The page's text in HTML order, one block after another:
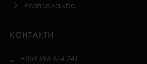
Разпродажба
КОНТАКТИ
+359 896 654 241